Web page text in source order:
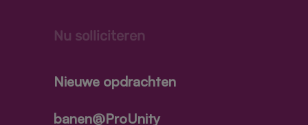
Nu solliciteren
Nieuwe opdrachten
banen@ProUnity